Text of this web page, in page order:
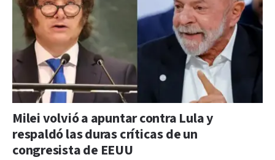
Milei volvió a apuntar contra Lula y
respaldó las duras críticas de un
congresista de EEUU